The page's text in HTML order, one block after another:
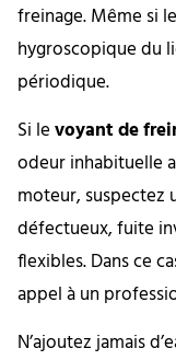
freinage. Même si
hygroscopique du
périodique.
Si levoyant de
odeur inhabituelle
moteur, suspectez
défectueux, fuite
flexibles. Dans ce
appel à un
N’ajoutez jamais